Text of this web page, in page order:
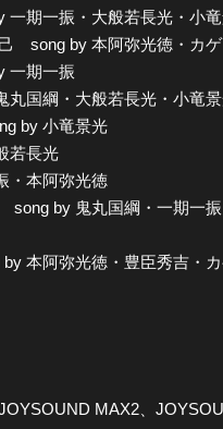
期一振・大般若長光・小
song by 本阿弥光徳・カ
期一振
国綱・大般若長光・小竜
by 小竜景光
若長光
・本阿弥光徳
by 鬼丸国綱・一期一
本阿弥光徳・豊臣秀吉・
MAX2、